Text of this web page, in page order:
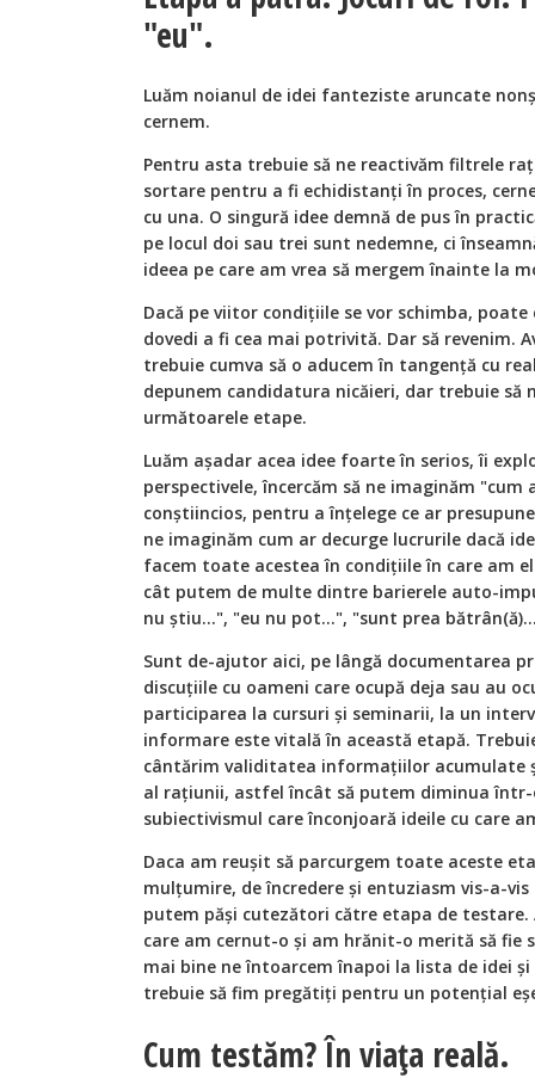
"eu".
Luăm noianul de idei fanteziste aruncate
cernem.
Pentru asta trebuie să ne reactivăm filtrele
sortare pentru a fi echidistanți în proces,
cu una. O singură idee demnă de pus în
pe locul doi sau trei sunt nedemne, ci
ideea pe care am vrea să mergem înainte la
Dacă pe viitor condițiile se vor schimba, poate
dovedi a fi cea mai potrivită. Dar să revenim.
trebuie cumva să o aducem în tangență cu
depunem candidatura nicăieri, dar trebuie să
următoarele etape.
Luăm așadar acea idee foarte în serios, îi
perspectivele, încercăm să ne imaginăm "cum
conștiincios, pentru a înțelege ce ar
ne imaginăm cum ar decurge lucrurile dacă
facem toate acestea în condițiile în care am
cât putem de multe dintre barierele auto-
nu știu...", "eu nu pot…", "sunt prea
Sunt de-ajutor aici, pe lângă documentarea
discuțiile cu oameni care ocupă deja sau au
participarea la cursuri și seminarii, la un
informare este vitală în această etapă.
cântărim validitatea informațiilor acumulate
al rațiunii, astfel încât să putem diminua
subiectivismul care înconjoară ideile cu care
Daca am reușit să parcurgem toate aceste
mulțumire, de încredere și entuziasm vis-a-
putem păși cutezători către etapa de testare.
care am cernut-o și am hrănit-o merită să fie
mai bine ne întoarcem înapoi la lista de idei
trebuie să fim pregătiți pentru un potențial
Cum testăm? În viața reală.